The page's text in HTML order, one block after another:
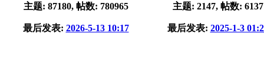
主题: 87180, 帖数: 780965
最后发表: 2026-5-13 10:17
主题: 2147, 帖数: 6137
最后发表: 2025-1-3